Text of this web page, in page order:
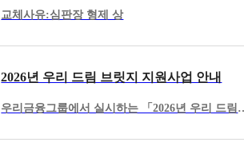
교체사유:심판장 형제 상
2026년 우리 드림 브릿지 지원사업 안내
우리금융그룹에서 실시하는 「2026년 우리